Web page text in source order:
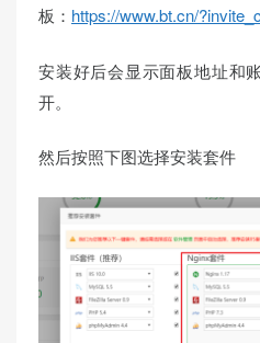
板： https://www.bt.cn/
安装好后会显示面板地址和
开。
然后按照下图选择安装套件